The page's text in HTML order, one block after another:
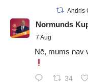
Andris
Normunds
7 Aug
Nē, mums nav
34